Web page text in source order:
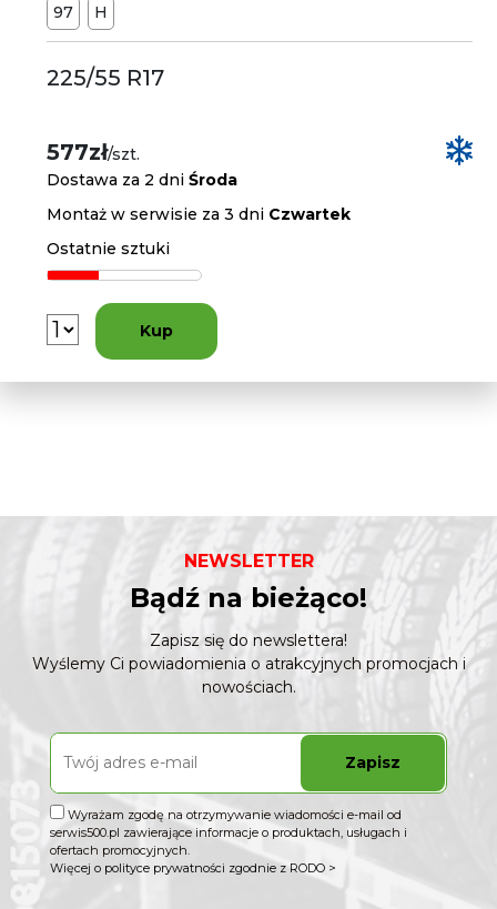
97
H
225/55 R17
577zł/szt.
Dostawa za 2 dniŚroda
Montaż w serwisie za 3 dni Czwartek
Ostatnie sztuki
Kup
NEWSLETTER
Bądź na bieżąco!
Zapisz się do newslettera!
Wyślemy Ci powiadomienia o atrakcyjnych promocjach i
nowościach.
Zapisz
Wyrażam zgodę na otrzymywanie wiadomości e-mail od
serwis500.pl zawierające informacje o produktach, usługach i
ofertach promocyjnych.
Więcej o polityce prywatności zgodnie z RODO >